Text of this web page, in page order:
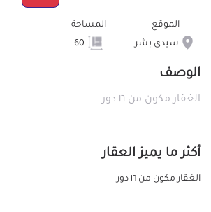
الموقع
سيدى بشر
المساحة
الوصف
الغقار مكون من ١٦ دور
أكثر ما يميز العقار
الغقار مكون من ١٦ دور